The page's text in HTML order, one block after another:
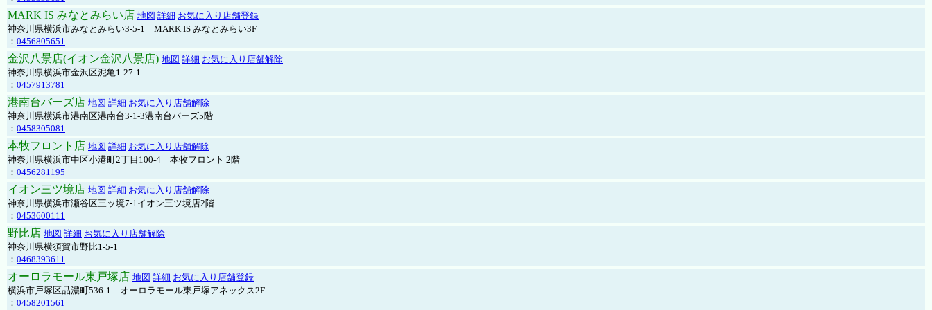
MARK IS みなとみらい店 地図 詳細 お気に入り店舗登録
神奈川県横浜市みなとみらい3-5-1 MARK IS みなとみらい3F
： 0456805651
金沢八景店(イオン金沢八景店) 地図 詳細 お気に入り店舗解除
神奈川県横浜市金沢区泥亀1-27-1
： 0457913781
港南台バーズ店 地図 詳細 お気に入り店舗解除
神奈川県横浜市港南区港南台3-1-3港南台バーズ5階
： 0458305081
本牧フロント店 地図 詳細 お気に入り店舗解除
神奈川県横浜市中区小港町2丁目100-4 本牧フロント 2階
： 0456281195
イオン三ツ境店 地図 詳細 お気に入り店舗解除
神奈川県横浜市瀬谷区三ッ境7-1イオン三ツ境店2階
： 0453600111
野比店 地図 詳細 お気に入り店舗解除
神奈川県横須賀市野比1-5-1
： 0468393611
オーロラモール東戸塚店 地図 詳細 お気に入り店舗登録
横浜市戸塚区品濃町536-1 オーロラモール東戸塚アネックス2F
： 0458201561